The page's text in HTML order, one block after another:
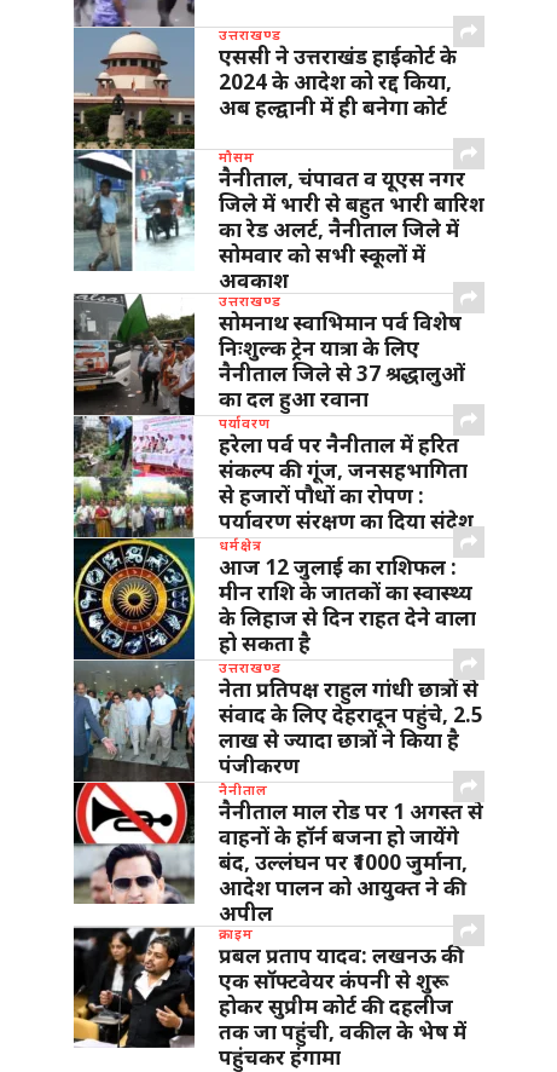
उत्तराखण्ड
एससी ने उत्तराखंड हाईकोर्ट के
2024 के आदेश को रद्द किया,
अब हल्द्वानी में ही बनेगा कोर्ट
मौसम
नैनीताल, चंपावत व यूएस नगर
जिले में भारी से बहुत भारी बारिश
का रेड अलर्ट, नैनीताल जिले में
सोमवार को सभी स्कूलों में
अवकाश
उत्तराखण्ड
सोमनाथ स्वाभिमान पर्व विशेष
निःशुल्क ट्रेन यात्रा के लिए
नैनीताल जिले से 37 श्रद्धालुओं
का दल हुआ रवाना
पर्यावरण
हरेला पर्व पर नैनीताल में हरित
संकल्प की गूंज, जनसहभागिता
से हजारों पौधों का रोपण :
पर्यावरण संरक्षण का दिया संदेश
धर्मक्षेत्र
आज 12 जुलाई का राशिफल :
मीन राशि के जातकों का स्वास्थ्य
के लिहाज से दिन राहत देने वाला
हो सकता है
उत्तराखण्ड
नेता प्रतिपक्ष राहुल गांधी छात्रों से
संवाद के लिए देहरादून पहुंचे, 2.5
लाख से ज्यादा छात्रों ने किया है
पंजीकरण
नैनीताल
नैनीताल माल रोड पर 1 अगस्त से
वाहनों के हॉर्न बजना हो जायेंगे
बंद, उल्लंघन पर ₹1000 जुर्माना,
आदेश पालन को आयुक्त ने की
अपील
क्राइम
प्रबल प्रताप यादव: लखनऊ की
एक सॉफ्टवेयर कंपनी से शुरू
होकर सुप्रीम कोर्ट की दहलीज
तक जा पहुंची, वकील के भेष में
पहुंचकर हंगामा